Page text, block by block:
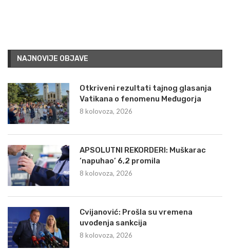
NAJNOVIJE OBJAVE
Otkriveni rezultati tajnog glasanja
Vatikana o fenomenu Međugorja
8 kolovoza, 2026
APSOLUTNI REKORDERI: Muškarac
‘napuhao’ 6,2 promila
8 kolovoza, 2026
Cvijanović: Prošla su vremena
uvođenja sankcija
8 kolovoza, 2026